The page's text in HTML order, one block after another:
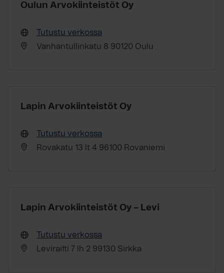
Oulun Arvokiinteistöt Oy
Tutustu verkossa
Vanhantullinkatu 8 90120 Oulu
Lapin Arvokiinteistöt Oy
Tutustu verkossa
Rovakatu 13 lt 4 96100 Rovaniemi
Lapin Arvokiinteistöt Oy – Levi
Tutustu verkossa
Leviraitti 7 lh 2 99130 Sirkka